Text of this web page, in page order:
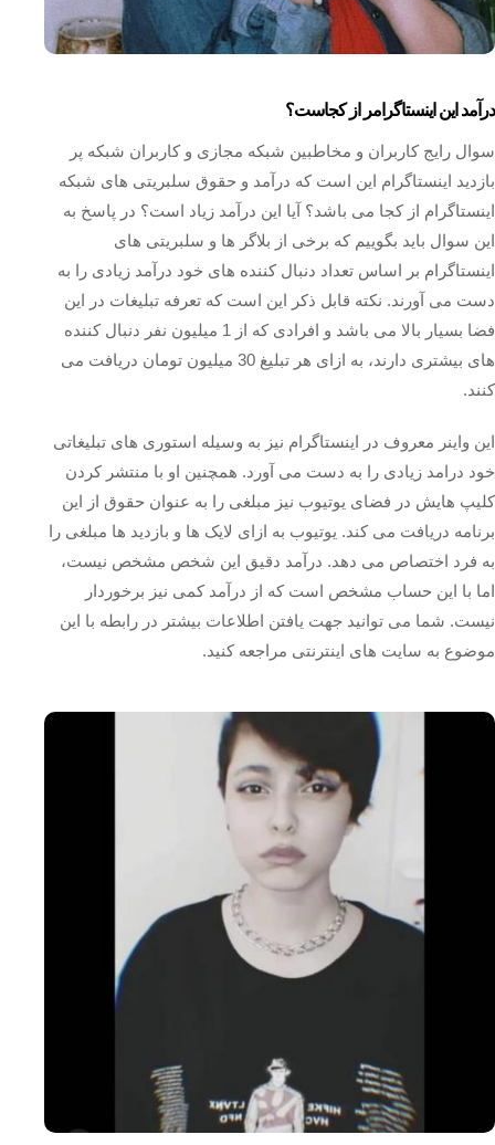
درآمد این اینستاگرامر از کجاست؟
سوال رایج کاربران و مخاطبین شبکه مجازی و کاربران شبکه پر
بازدید اینستاگرام این است که درآمد و حقوق سلبریتی های شبکه
اینستاگرام از کجا می باشد؟ آیا این درآمد زیاد است؟ در پاسخ به
این سوال باید بگوییم که برخی از بلاگر ها و سلبریتی های
اینستاگرام بر اساس تعداد دنبال کننده های خود درآمد زیادی را به
دست می آورند. نکته قابل ذکر این است که تعرفه تبلیغات در این
فضا بسیار بالا می باشد و افرادی که از 1 میلیون نفر دنبال کننده
های بیشتری دارند، به ازای هر تبلیغ 30 میلیون تومان دریافت می
کنند.
این واینر معروف در اینستاگرام نیز به وسیله استوری های تبلیغاتی
خود درامد زیادی را به دست می آورد. همچنین او با منتشر کردن
کلیپ هایش در فضای یوتیوب نیز مبلغی را به عنوان حقوق از این
برنامه دریافت می کند. یوتیوب به ازای لایک ها و بازدید ها مبلغی را
به فرد اختصاص می دهد. درآمد دقیق این شخص مشخص نیست،
اما با این حساب مشخص است که از درآمد کمی نیز برخوردار
نیست. شما می توانید جهت یافتن اطلاعات بیشتر در رابطه با این
موضوع به سایت های اینترنتی مراجعه کنید.